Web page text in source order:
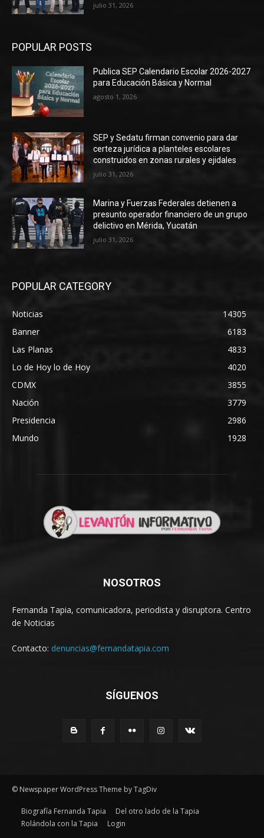
julio 31, 2026
POPULAR POSTS
Publica SEP Calendario Escolar 2026-2027
para Educación Básica y Normal
agosto 1, 2026
SEP y Sedatu firman convenio para dar
certeza jurídica a planteles escolares
construidos en zonas rurales y ejidales
julio 31, 2026
Marina y Fuerzas Federales detienen a
presunto operador financiero de un grupo
delictivo en Mérida, Yucatán
julio 31, 2026
POPULAR CATEGORY
Noticias
14305
Banner
6183
Las Planas
4833
Lo de Hoy lo de Hoy
4020
CDMX
3855
Nación
3779
Presidencia
2986
Mundo
1928
NOSOTROS
Fernanda Tapia, comunicadora, periodista y disruptora. Centro
de Noticias
Contacto: denuncias@fernandatapia.com
SÍGUENOS
© Newspaper WordPress Theme by TagDiv
Biografía Fernanda Tapia
Del otro lado de la Tapia
Rolándola con la Tapia
Login